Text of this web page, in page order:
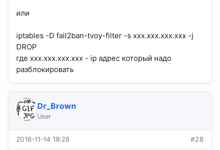
или
iptables -D fail2ban-tvoy-filter -s xxx.xxx.xxx.xxx -j
DROP
где xxx.xxx.xxx.xxx - ip адрес который надо
разблокировать
Dr_Brown
User
2016-11-14 19:28 #28